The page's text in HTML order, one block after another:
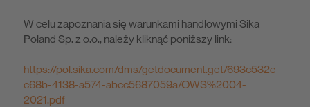
O nas
Dla Architektów
W celu zapoznania się warunkami handlowymi Sika
Poland Sp. z o.o., należy kliknąć poniższy link:
https://pol.sika.com/dms/getdocument.get/693c532e-
c68b-4138-a574-abcc5687059a/OWS%2004-
2021.pdf